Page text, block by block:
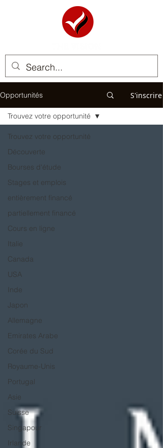
Opportunités S'inscrire
Trouvez votre opportunité
Découverte
Bourses d'étude
Stages et emplois
entièrement financé
partiellement financé
Cours en ligne
Italie
Canada
USA
Inde
Japon
Allemagne
Emirates Arabe
Corée du Sud
Royaume-Unis
Portugal
Asie
Suisse
Singapour
Irlande
Trouvez votre opportunité